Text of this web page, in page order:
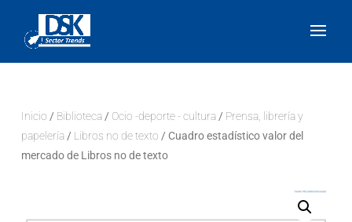
Inicio / Biblioteca/ Ocio -deporte - cultura/ Prensa, librería y
papelería/ Libros no de texto / Cuadro estadístico valor del
mercado de Libros no de texto